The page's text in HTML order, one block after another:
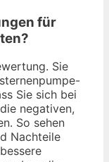
für
Sie
Sie sich bei
negativen,
So sehen
Nachteile